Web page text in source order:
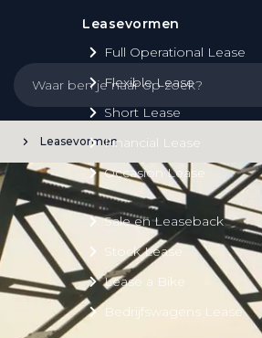
Leasevormen
Full Operational Lease
Flexible Lease
Short Lease
Financial Lease
Occasion Lease
Sale en Leaseback
Stock Lease
Lease a Bike
Bedrijfswagens Lease
Leasevormen